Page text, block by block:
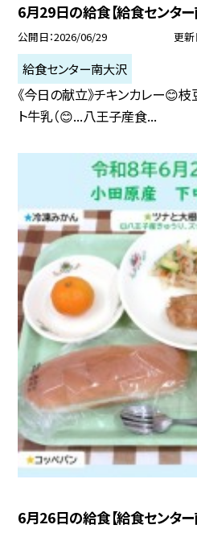
6月29日の給食【給食センター
公開日 2026/06/29 更新
給食センター南大沢
《今日の献立》チキンカレー😊
ト牛乳（😊...八王子産食...
6月26日の給食【給食センター